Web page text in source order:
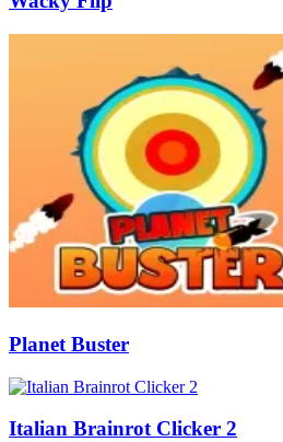
Planet Buster
Italian Brainrot Clicker 2